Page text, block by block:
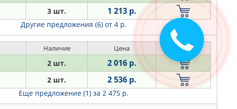
3 шт. 1 213 р.
Другие предложения (6) от 4 р.
Наличие Цена Купить
2 шт. 2 016 р.
2 шт. 2 536 р.
Еще предложение (1) за 2 475 р.
Закажите
звонок